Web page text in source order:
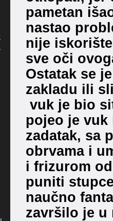
pametan
nastao
nije
sve oči
Ostatak se
zakladu ili
vuk je bio
pojeo je vuk
zadatak, sa
obrvama i
i frizurom
puniti
naučno
završilo je u